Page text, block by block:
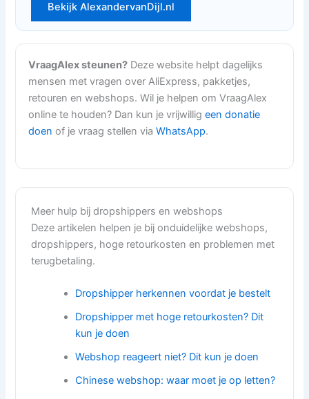
Bekijk AlexandervanDijl.nl
VraagAlex steunen? Deze website helpt dagelijks
mensen met vragen over AliExpress, pakketjes,
retouren en webshops. Wil je helpen om VraagAlex
online te houden? Dan kun je vrijwilligeen donatie
doen of je vraag stellen viaWhatsApp.
Meer hulp bij dropshippers en webshops
Deze artikelen helpen je bij onduidelijke webshops,
dropshippers, hoge retourkosten en problemen met
terugbetaling.
Dropshipper herkennen voordat je bestelt
Dropshipper met hoge retourkosten? Dit
kun je doen
Webshop reageert niet? Dit kun je doen
Chinese webshop: waar moet je op letten?